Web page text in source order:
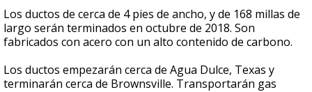
Los ductos de cerca de 4 pies de ancho, y de 168 millas de
largo serán terminados en octubre de 2018. Son
fabricados con acero con un alto contenido de carbono.
Los ductos empezarán cerca de Agua Dulce, Texas y
terminarán cerca de Brownsville. Transportarán gas